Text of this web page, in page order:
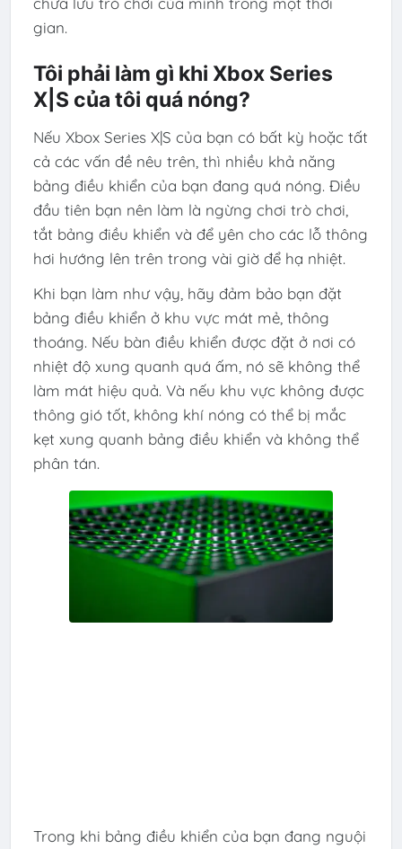
gian.
Tôi phải làm gì khi Xbox Series
X|S của tôi quá nóng?
Nếu Xbox Series X|S của bạn có bất kỳ hoặc tất
cả các vấn đề nêu trên, thì nhiều khả năng
bảng điều khiển của bạn đang quá nóng. Điều
đầu tiên bạn nên làm là ngừng chơi trò chơi,
tắt bảng điều khiển và để yên cho các lỗ thông
hơi hướng lên trên trong vài giờ để hạ nhiệt.
Khi bạn làm như vậy, hãy đảm bảo bạn đặt
bảng điều khiển ở khu vực mát mẻ, thông
thoáng. Nếu bàn điều khiển được đặt ở nơi có
nhiệt độ xung quanh quá ấm, nó sẽ không thể
làm mát hiệu quả. Và nếu khu vực không được
thông gió tốt, không khí nóng có thể bị mắc
kẹt xung quanh bảng điều khiển và không thể
phân tán.
Trong khi bảng điều khiển của bạn đang nguội